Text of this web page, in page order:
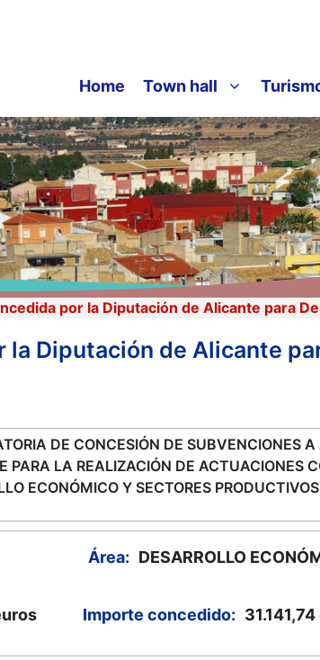
Home Town hall
por la Diputación de Alicante para
Diputación de Alicante
DE CONCESIÓN DE SUBVENCIONES
PARA LA REALIZACIÓN DE ACTUACIONES
ECONÓMICO Y SECTORES
Área: DESARROLLO
Importe concedido: 31.141,74